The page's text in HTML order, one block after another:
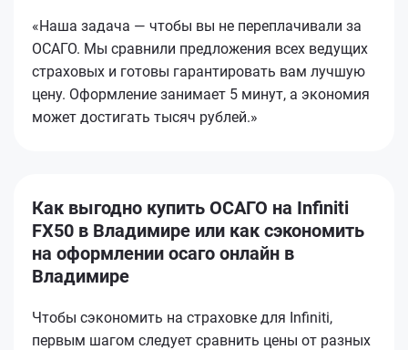
«Наша задача — чтобы вы не переплачивали за
ОСАГО. Мы сравнили предложения всех ведущих
страховых и готовы гарантировать вам лучшую
цену. Оформление занимает 5 минут, а экономия
может достигать тысяч рублей.»
Как выгодно купить ОСАГО на Infiniti
FX50 в Владимире или как сэкономить
на оформлении осаго онлайн в
Владимире
Чтобы сэкономить на страховке для Infiniti,
первым шагом следует сравнить цены от разных